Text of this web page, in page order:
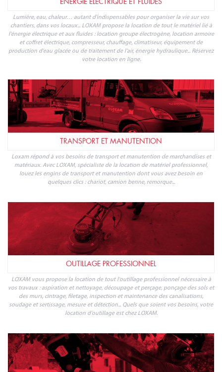
Lumière, eau, chaleur… autant d'indispensables pour organiser la vie sur vos
chantiers, dans vos locaux... LOXAM propose la location de tout le matériel lié à
l'énergie électrique et aux fluides : location groupe électrogène, location armoire
et coffret électrique, compresseur, chauffage, climatiseur, équipement de
production d'eau glacée ou de traitement de l'air, énergie hydraulique... Réservez
votre location en ligne.
TRANSPORT ET MANUTENTION
Loxam répond à vos besoins de transport et manutention de marchandises et
matériaux. Avec LOXAM, spécialiste de la location de matériel professionnel,
louez les engins de transport et manutention dont vous avez besoin en
quelques clics : chariot, camion benne, remorque...
OUTILLAGE PROFESSIONNEL
LOXAM vous propose la location de tout l'outillage professionnel nécessaire à
vos travaux : aspiration et nettoyage, découpage et perçage, ponçage des sols et
des murs, cintrage, filetage, inspection et maintenance des canalisations,
soudage et sertissage, mesure et détection... Quels que soient vos besoins, votre
location d'outillage est chez LOXAM.